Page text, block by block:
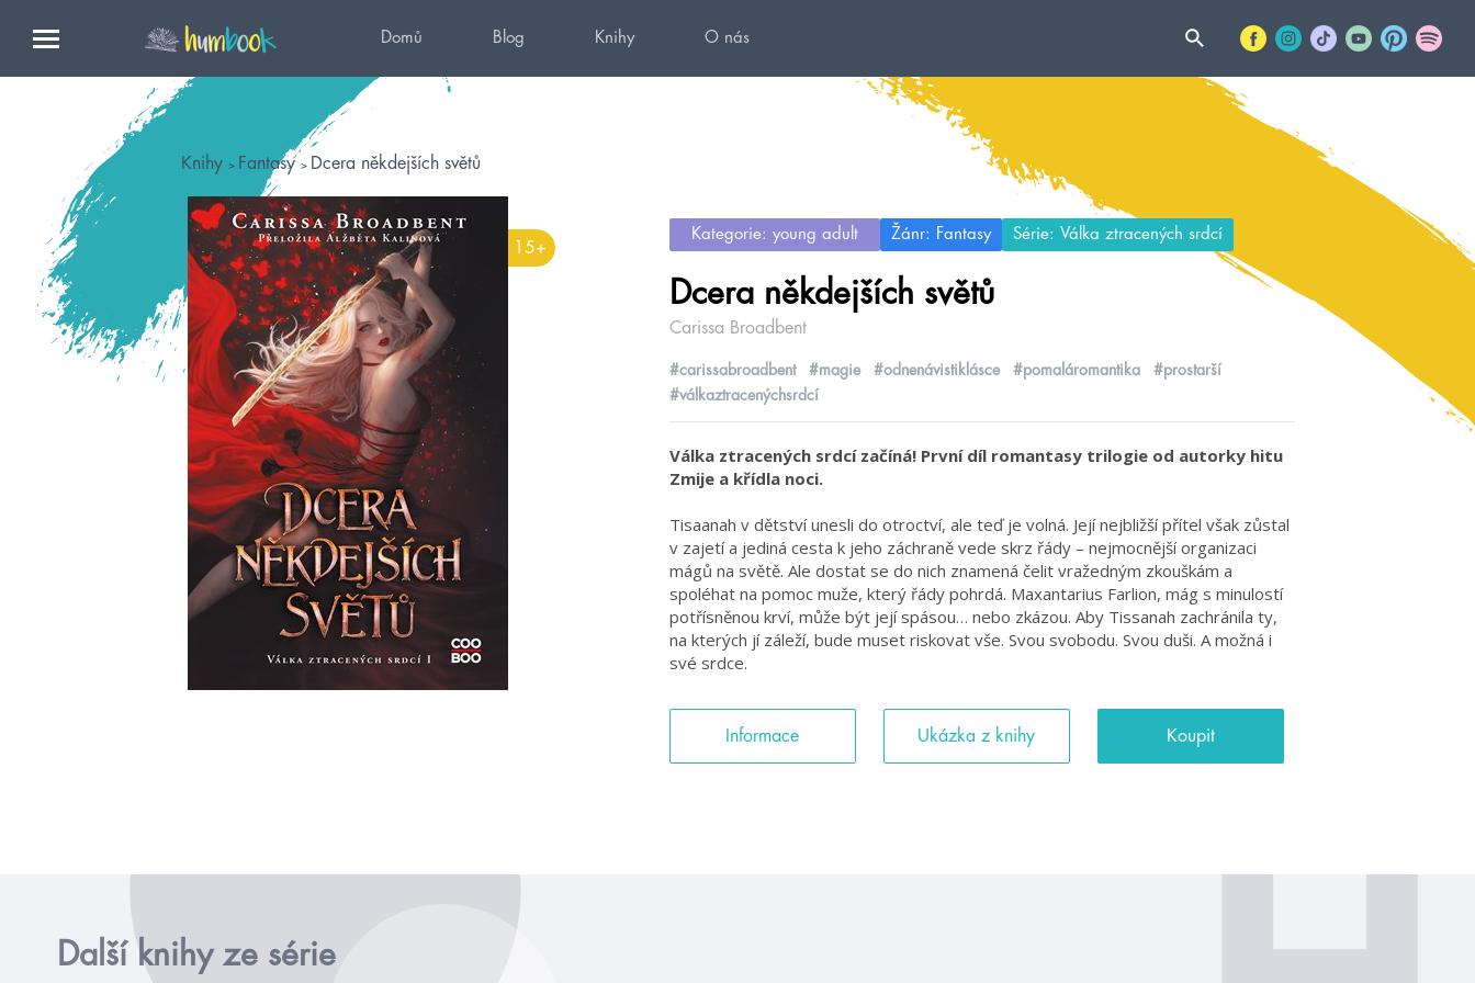
Domů Blog Knihy O nás
Knihy Fantasy Dcera někdejších světů
15+
Kategorie: young adult Žánr: Fantasy Série: Válka ztracených srdcí
Dcera někdejších světů
Carissa Broadbent
#carissabroadbent #magie #odnenávistiklásce #pomaláromantika
#prostarší
#válkaztracenýchsrdcí
Válka ztracených srdcí začíná! První díl romantasy trilogie od autorky hitu
Zmije a křídla noci.
Tisaanah v dětství unesli do otroctví, ale teď je volná. Její nejbližší přítel však zůstal
v zajetí a jediná cesta k jeho záchraně vede skrz řády – nejmocnější organizaci
mágů na světě. Ale dostat se do nich znamená čelit vražedným zkouškám a
spoléhat na pomoc muže, který řády pohrdá. Maxantarius Farlion, mág s minulostí
potřísněnou krví, může být její spásou… nebo zkázou. Aby Tissanah zachránila ty,
na kterých jí záleží, bude muset riskovat vše. Svou svobodu. Svou duši. A možná i
své srdce.
Informace Ukázka z knihy Koupit
Další knihy ze série